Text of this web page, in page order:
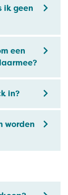
ik geen
een
in?
worden